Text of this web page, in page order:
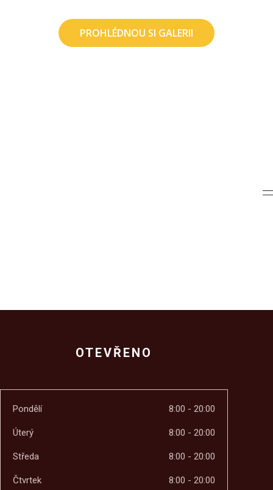
PROHLÉDNOU SI GALERII
OTEVŘENO
Pondělí 8:00 - 20:00
Úterý 8:00 - 20:00
Středa 8:00 - 20:00
Čtvrtek 8:00 - 20:00